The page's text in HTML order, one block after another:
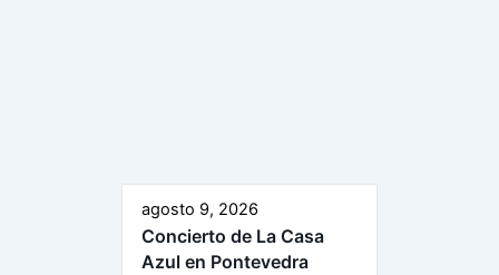
agosto 9, 2026
Concierto de La Casa
Azul en Pontevedra